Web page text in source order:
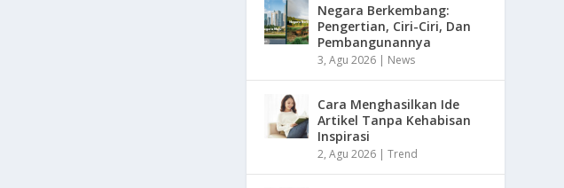
Negara Berkembang:
Pengertian, Ciri-Ciri, Dan
Pembangunannya
3, Agu 2026 | News
Cara Menghasilkan Ide
Artikel Tanpa Kehabisan
Inspirasi
2, Agu 2026 |Trend